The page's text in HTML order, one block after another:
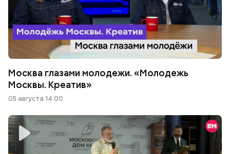
Москва глазами молодежи. «Молодежь
Москвы. Креатив»
05 августа 14:00